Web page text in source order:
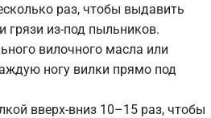
раз, чтобы выдавить
грязи из-под пыльников.
вилочного масла или
ногу вилки прямо под
вверх-вниз 10–15 раз, чтобы